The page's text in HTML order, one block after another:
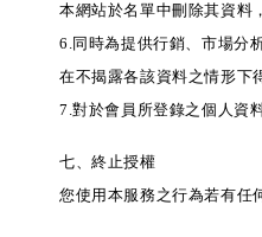
本網站於名單中刪除其資料
6.同時為提供行銷、市場分
在不揭露各該資料之情形下
7.對於會員所登錄之個人資
七、終止授權
您使用本服務之行為若有任